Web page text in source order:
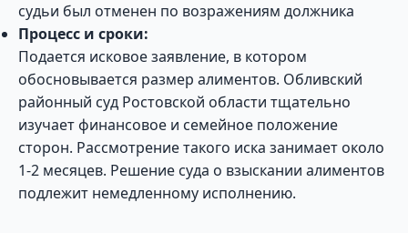
судьи был отменен по возражениям должника
Процесс и сроки:
Подается исковое заявление, в котором
обосновывается размер алиментов. Обливский
районный суд Ростовской области тщательно
изучает финансовое и семейное положение
сторон. Рассмотрение такого иска занимает около
1-2 месяцев. Решение суда о взыскании алиментов
подлежит немедленному исполнению.